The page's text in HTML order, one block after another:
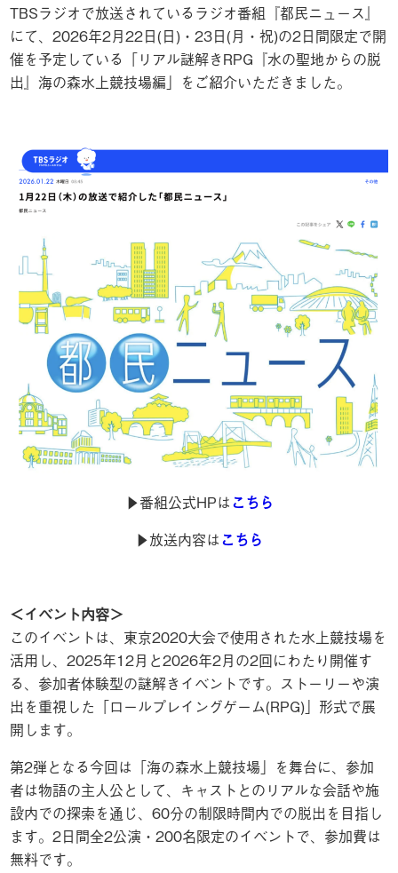
TBSラジオで放送されているラジオ番組『都民ニュース』
にて、2026年2月22日(日)・23日(月・祝)の2日間限定で開
催を予定している「リアル謎解きRPG『水の聖地からの脱
出』海の森水上競技場編」をご紹介いただきました。
▶︎番組公式HPはこちら
▶︎放送内容はこちら
＜イベント内容＞
このイベントは、東京2020大会で使用された水上競技場を
活用し、2025年12月と2026年2月の2回にわたり開催す
る、参加者体験型の謎解きイベントです。ストーリーや演
出を重視した「ロールプレイングゲーム(RPG)」形式で展
開します。
第2弾となる今回は「海の森水上競技場」を舞台に、参加
者は物語の主人公として、キャストとのリアルな会話や施
設内での探索を通じ、60分の制限時間内での脱出を目指し
ます。2日間全2公演・200名限定のイベントで、参加費は
無料です。